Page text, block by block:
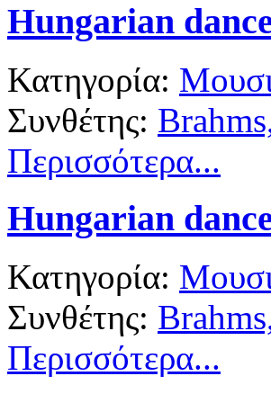
Hungarian
Κατηγορία:
Συνθέτης:
Περισσότερα...
Hungarian
Κατηγορία:
Συνθέτης:
Περισσότερα...